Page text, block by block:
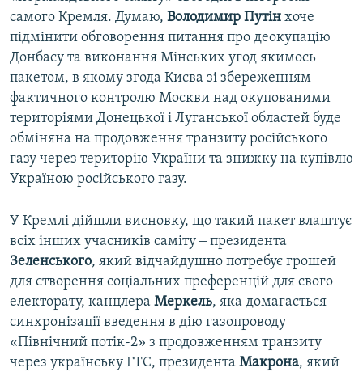
самого Кремля. Думаю, Володимир Путін хоче
підмінити обговорення питання про деокупацію
Донбасу та виконання Мінських угод якимось
пакетом, в якому згода Києва зі збереженням
фактичного контролю Москви над окупованими
територіями Донецької і Луганської областей буде
обміняна на продовження транзиту російського
газу через територію України та знижку на купівлю
Україною російського газу.
У Кремлі дійшли висновку, що такий пакет влаштує
всіх інших учасників саміту ‒ президента
Зеленського, який відчайдушно потребує грошей
для створення соціальних преференцій для свого
електорату, канцлера Меркель, яка домагається
синхронізації введення в дію газопроводу
«Північний потік-2» з продовженням транзиту
через українську ГТС, президента Макрона, який